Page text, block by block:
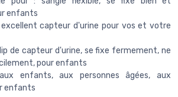
enfants
capteur d'urine pour vos et votre
de capteur d'urine, se fixe fermement, ne
pour enfants
enfants, aux personnes âgées, aux
enfants